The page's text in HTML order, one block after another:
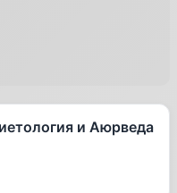
и Аюрведа